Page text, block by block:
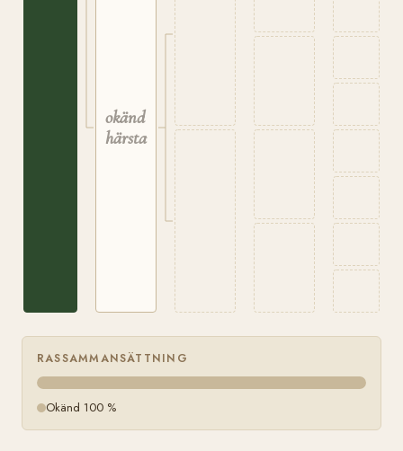
okänd
härstamning
RASSAMMANSÄTTNING
Okänd 100 %